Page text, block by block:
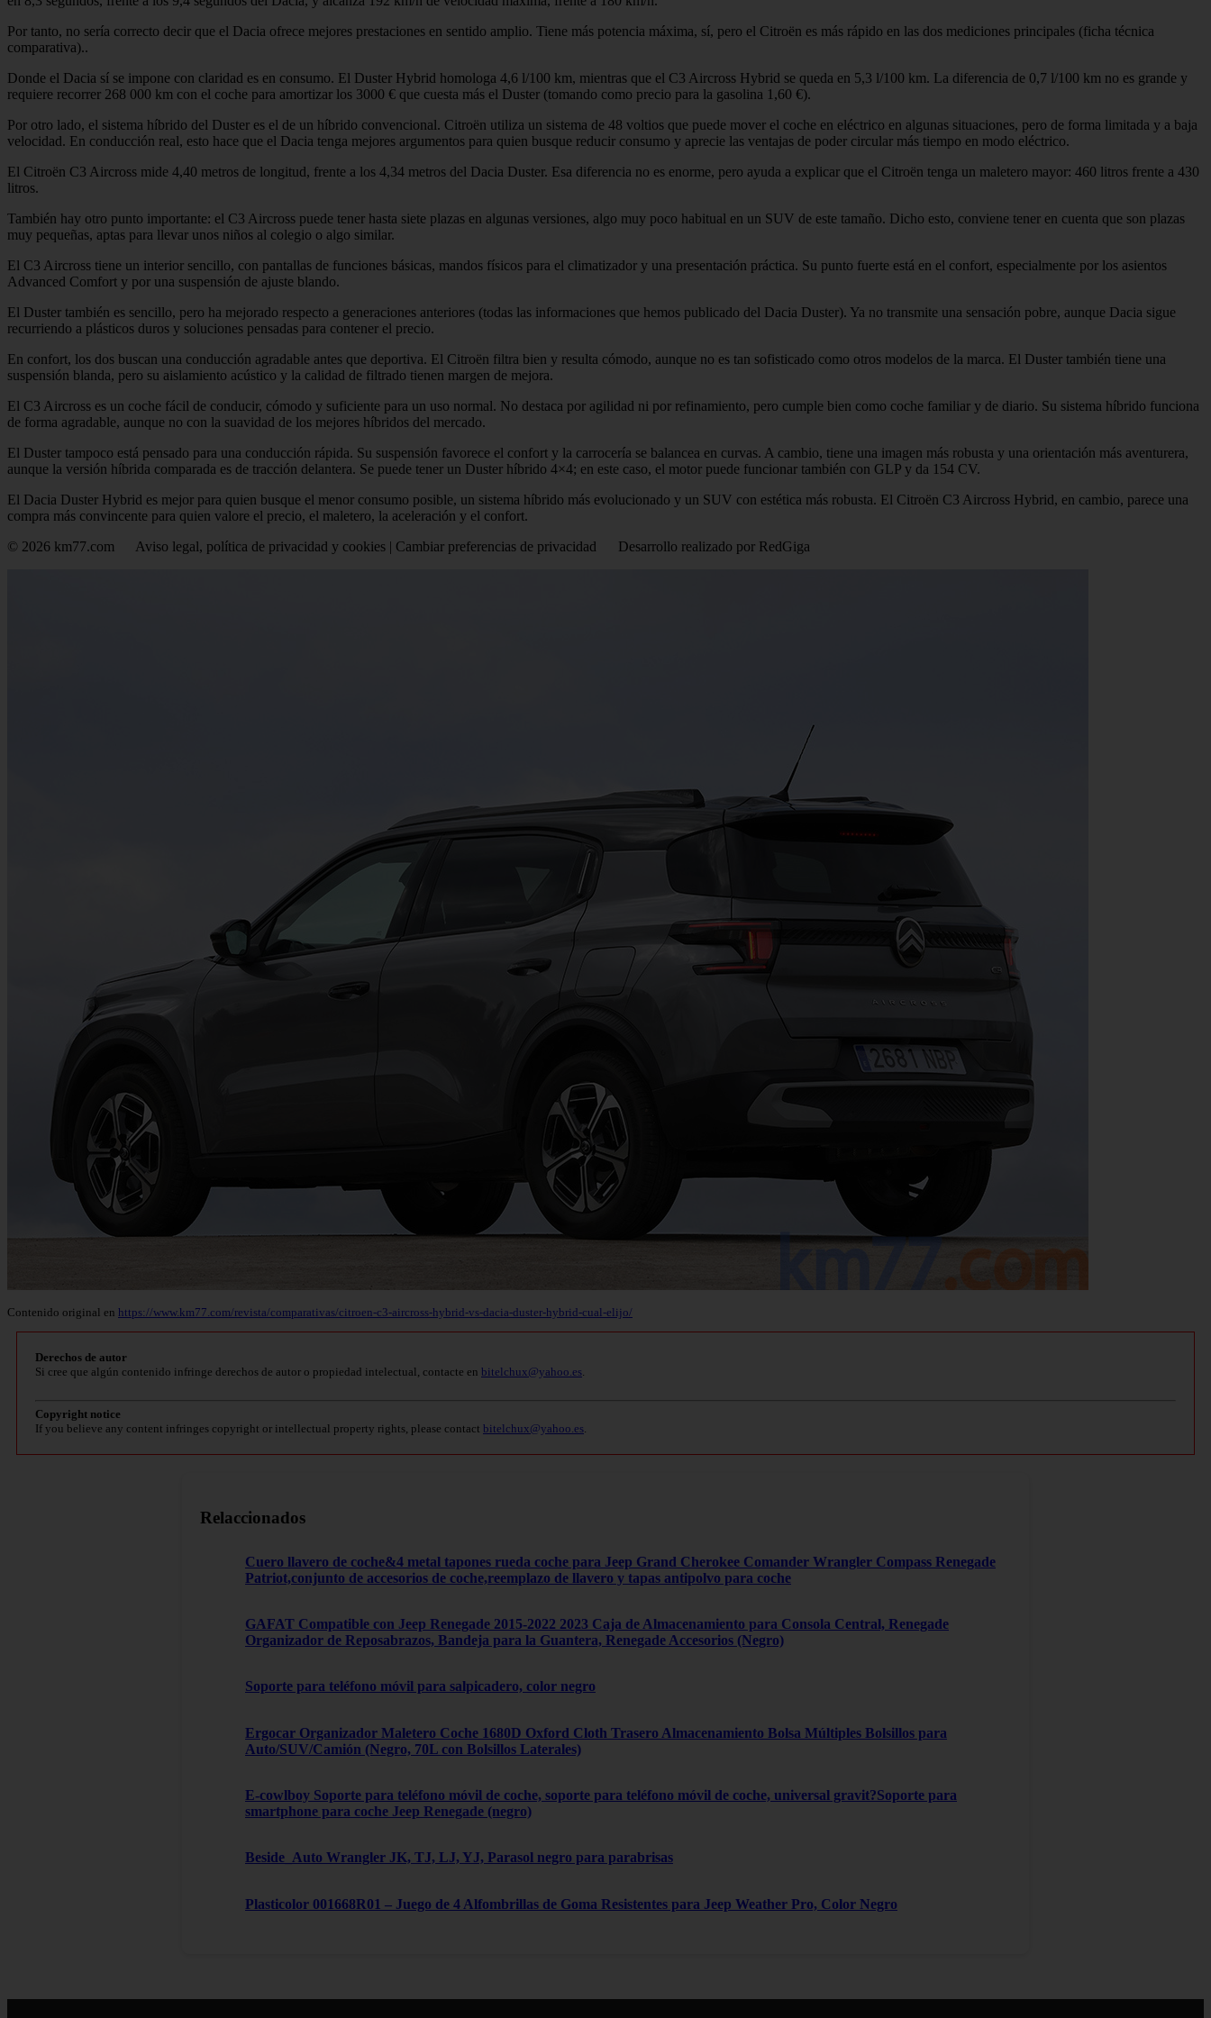
Por tanto, no sería correcto decir que el Dacia ofrece mejores prestaciones en sentido amplio. Tiene más potencia máxima, sí, pero el Citroën es más rápido en las dos mediciones principales (ficha técnica
comparativa)..
Donde el Dacia sí se impone con claridad es en consumo. El Duster Hybrid homologa 4,6 l/100 km, mientras que el C3 Aircross Hybrid se queda en 5,3 l/100 km. La diferencia de 0,7 l/100 km no es grande y
requiere recorrer 268 000 km con el coche para amortizar los 3000 € que cuesta más el Duster (tomando como precio para la gasolina 1,60 €).
Por otro lado, el sistema híbrido del Duster es el de un híbrido convencional. Citroën utiliza un sistema de 48 voltios que puede mover el coche en eléctrico en algunas situaciones, pero de forma limitada y a baja
velocidad. En conducción real, esto hace que el Dacia tenga mejores argumentos para quien busque reducir consumo y aprecie las ventajas de poder circular más tiempo en modo eléctrico.
El Citroën C3 Aircross mide 4,40 metros de longitud, frente a los 4,34 metros del Dacia Duster. Esa diferencia no es enorme, pero ayuda a explicar que el Citroën tenga un maletero mayor: 460 litros frente a 430
litros.
También hay otro punto importante: el C3 Aircross puede tener hasta siete plazas en algunas versiones, algo muy poco habitual en un SUV de este tamaño. Dicho esto, conviene tener en cuenta que son plazas
muy pequeñas, aptas para llevar unos niños al colegio o algo similar.
El C3 Aircross tiene un interior sencillo, con pantallas de funciones básicas, mandos físicos para el climatizador y una presentación práctica. Su punto fuerte está en el confort, especialmente por los asientos
Advanced Comfort y por una suspensión de ajuste blando.
El Duster también es sencillo, pero ha mejorado respecto a generaciones anteriores (todas las informaciones que hemos publicado del Dacia Duster). Ya no transmite una sensación pobre, aunque Dacia sigue
recurriendo a plásticos duros y soluciones pensadas para contener el precio.
En confort, los dos buscan una conducción agradable antes que deportiva. El Citroën filtra bien y resulta cómodo, aunque no es tan sofisticado como otros modelos de la marca. El Duster también tiene una
suspensión blanda, pero su aislamiento acústico y la calidad de filtrado tienen margen de mejora.
El C3 Aircross es un coche fácil de conducir, cómodo y suficiente para un uso normal. No destaca por agilidad ni por refinamiento, pero cumple bien como coche familiar y de diario. Su sistema híbrido funciona
de forma agradable, aunque no con la suavidad de los mejores híbridos del mercado.
El Duster tampoco está pensado para una conducción rápida. Su suspensión favorece el confort y la carrocería se balancea en curvas. A cambio, tiene una imagen más robusta y una orientación más aventurera,
aunque la versión híbrida comparada es de tracción delantera. Se puede tener un Duster híbrido 4×4; en este caso, el motor puede funcionar también con GLP y da 154 CV.
El Dacia Duster Hybrid es mejor para quien busque el menor consumo posible, un sistema híbrido más evolucionado y un SUV con estética más robusta. El Citroën C3 Aircross Hybrid, en cambio, parece una
compra más convincente para quien valore el precio, el maletero, la aceleración y el confort.
© 2026 km77.com Aviso legal, política de privacidad y cookies | Cambiar preferencias de privacidad Desarrollo realizado por RedGiga
Contenido original en https://www.km77.com/revista/comparativas/citroen-c3-aircross-hybrid-vs-dacia-duster-hybrid-cual-elijo/
Derechos de autor
Si cree que algún contenido infringe derechos de autor o propiedad intelectual, contacte en bitelchux@yahoo.es.
Copyright notice
If you believe any content infringes copyright or intellectual property rights, please contact bitelchux@yahoo.es.
Relaccionados
Cuero llavero de coche&4 metal tapones rueda coche para Jeep Grand Cherokee Comander Wrangler Compass Renegade
Patriot,conjunto de accesorios de coche,reemplazo de llavero y tapas antipolvo para coche
GAFAT Compatible con Jeep Renegade 2015-2022 2023 Caja de Almacenamiento para Consola Central, Renegade
Organizador de Reposabrazos, Bandeja para la Guantera, Renegade Accesorios (Negro)
Soporte para teléfono móvil para salpicadero, color negro
Ergocar Organizador Maletero Coche 1680D Oxford Cloth Trasero Almacenamiento Bolsa Múltiples Bolsillos para
Auto/SUV/Camión (Negro, 70L con Bolsillos Laterales)
E-cowlboy Soporte para teléfono móvil de coche, soporte para teléfono móvil de coche, universal gravit?Soporte para
smartphone para coche Jeep Renegade (negro)
Beside_Auto Wrangler JK, TJ, LJ, YJ, Parasol negro para parabrisas
Plasticolor 001668R01 – Juego de 4 Alfombrillas de Goma Resistentes para Jeep Weather Pro, Color Negro